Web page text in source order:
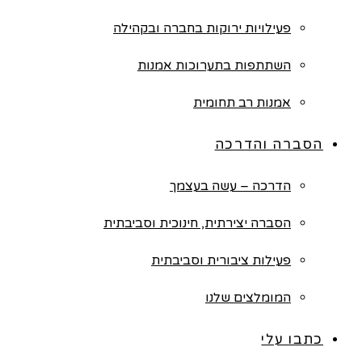
פעילויות ירוקות בחברה ובקהילה
השתתפות בתערוכות אמנות
אמנות רב תחומית
הסברה והדרכה
הדרכה – עשה בעצמך
הסברה יצירתית, חינוכית וסביבתית
פעילות ציבורית וסביבתית
המומלצים שלנו
כתבו עלי